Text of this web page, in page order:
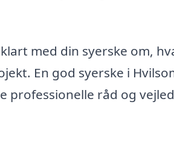
med din syerske om,
En god syerske i
professionelle råd og